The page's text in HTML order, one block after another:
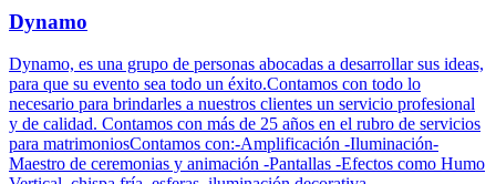
Dynamo
Dynamo, es una grupo de personas abocadas a desarrollar sus ideas,
para que su evento sea todo un éxito.Contamos con todo lo
necesario para brindarles a nuestros clientes un servicio profesional
y de calidad. Contamos con más de 25 años en el rubro de servicios
para matrimoniosContamos con:-Amplificación -Iluminación-
Maestro de ceremonias y animación -Pantallas -Efectos como Humo